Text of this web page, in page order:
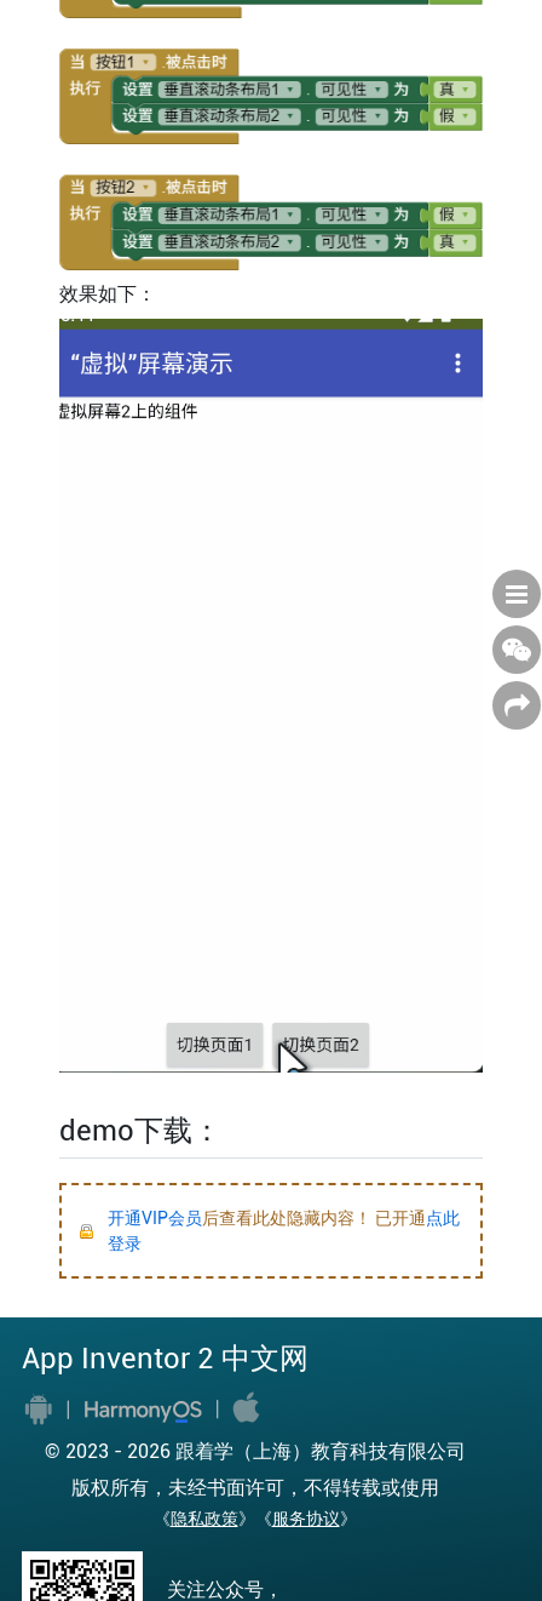
效果如下：
demo下载：
开通VIP会员后查看此处隐藏内容！ 已开通点此
登录
App Inventor 2 中文网
© 2023 - 2026 跟着学（上海）教育科技有限公司
版权所有，未经书面许可，不得转载或使用
《隐私政策》《服务协议》
关注公众号，